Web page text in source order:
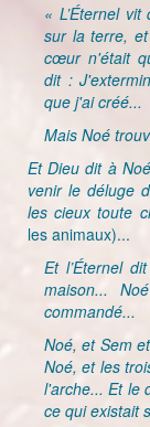
« L’Éternel
sur la terre,
cœur n'était
dit :
que j'ai créé...
Mais Noé
Et Dieu dit à
venir le déluge
les cieux toute
les animaux)...
Et l’Éternel
maison...
commandé...
Noé, et Sem
Noé, et les
l'arche... Et le
ce qui existait